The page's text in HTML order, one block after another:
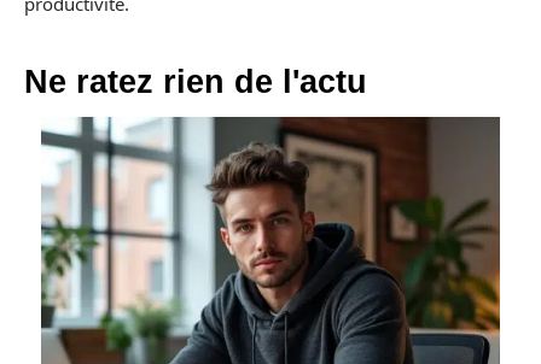
Ne ratez rien de l'actu